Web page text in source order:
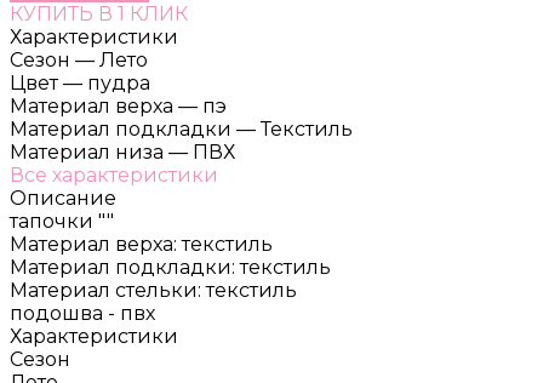
КУПИТЬ В 1 КЛИК
Характеристики
Сезон — Лето
Цвет — пудра
Материал верха — пэ
Материал подкладки — Текстиль
Материал низа — ПВХ
Все характеристики
Описание
тапочки ""
Материал верха: текстиль
Материал подкладки: текстиль
Материал стельки: текстиль
подошва - пвх
Характеристики
Сезон